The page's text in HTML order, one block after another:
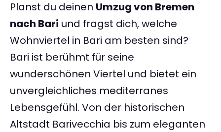
Planst du deinen Umzug von Bremen
nach Bari und fragst dich, welche
Wohnviertel in Bari am besten sind?
Bari ist berühmt für seine
wunderschönen Viertel und bietet ein
unvergleichliches mediterranes
Lebensgefühl. Von der historischen
Altstadt Barivecchia bis zum eleganten